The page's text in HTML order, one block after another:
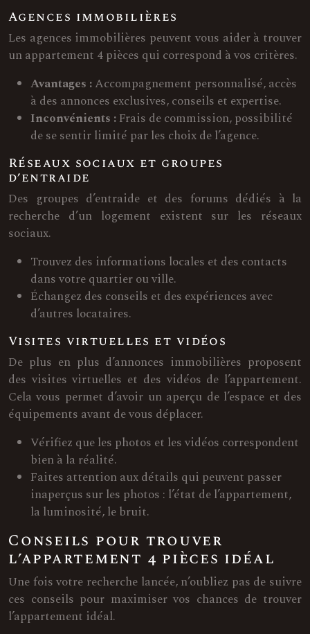
Agences immobilières
Les agences immobilières peuvent vous aider à trouver
un appartement 4 pièces qui correspond à vos critères.
Avantages :Accompagnement personnalisé, accès
à des annonces exclusives, conseils et expertise.
Inconvénients :Frais de commission, possibilité
de se sentir limité par les choix de l’agence.
Réseaux sociaux et groupes
d’entraide
Des groupes d’entraide et des forums dédiés à la
recherche d’un logement existent sur les réseaux
sociaux.
Trouvez des informations locales et des contacts
dans votre quartier ou ville.
Échangez des conseils et des expériences avec
d’autres locataires.
Visites virtuelles et vidéos
De plus en plus d’annonces immobilières proposent
des visites virtuelles et des vidéos de l’appartement.
Cela vous permet d’avoir un aperçu de l’espace et des
équipements avant de vous déplacer.
Vérifiez que les photos et les vidéos correspondent
bien à la réalité.
Faites attention aux détails qui peuvent passer
inaperçus sur les photos : l’état de l’appartement,
la luminosité, le bruit.
Conseils pour trouver
l’appartement 4 pièces idéal
Une fois votre recherche lancée, n’oubliez pas de suivre
ces conseils pour maximiser vos chances de trouver
l’appartement idéal.